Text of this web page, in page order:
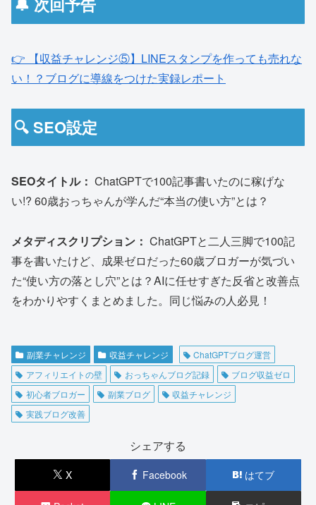
🔔 次回予告
👉 【収益チャレンジ⑤】LINEスタンプを作っても売れな
い！？ブログに導線をつけた実録レポート
🔍 SEO設定
SEOタイトル： ChatGPTで100記事書いたのに稼げな
い!? 60歳おっちゃんが学んだ“本当の使い方”とは？
メタディスクリプション： ChatGPTと二人三脚で100記
事を書いたけど、成果ゼロだった60歳ブロガーが気づい
た“使い方の落とし穴”とは？AIに任せすぎた反省と改善点
をわかりやすくまとめました。同じ悩みの人必見！
副業チャレンジ 収益チャレンジ
ChatGPTブログ運営
アフィリエイトの壁
おっちゃんブログ記録
ブログ収益ゼロ
初心者ブロガー
副業ブログ
収益チャレンジ
実践ブログ改善
シェアする
X Facebook はてブ